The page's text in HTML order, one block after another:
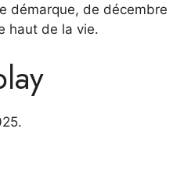
démarque, de décembre
haut de la vie.